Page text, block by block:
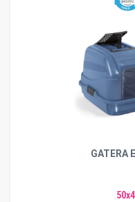
GATERA